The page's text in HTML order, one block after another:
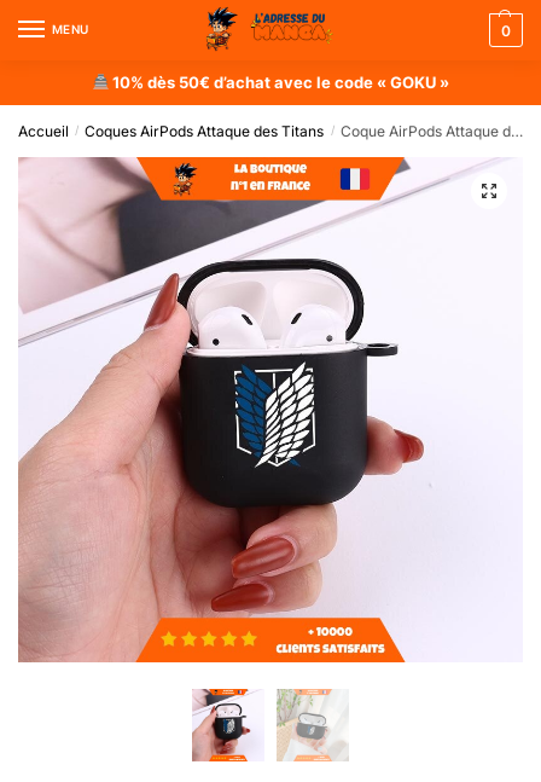
MENU 0
10% dès 50€ d’achat avec le code « GOKU »
Accueil / Coques AirPods Attaque des Titans / Coque AirPods Attaque des Titans : Symbole Bataillon d’Exploration